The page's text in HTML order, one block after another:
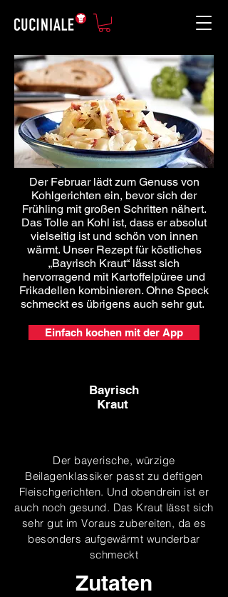
Der Februar lädt zum Genuss von
Kohlgerichten ein, bevor sich der
Frühling mit großen Schritten nähert.
Das Tolle an Kohl ist, dass er absolut
vielseitig ist und schön von innen
wärmt. Unser Rezept für köstliches
„Bayrisch Kraut“ lässt sich
hervorragend mit Kartoffelpüree und
Frikadellen kombinieren. Ohne Speck
schmeckt es übrigens auch sehr gut.
Einfach kochen mit der App
Bayrisch
Kraut
Der bayerische, würzige
Beilagenklassiker passt zu deftigen
Fleischgerichten. Und obendrein ist er
auch noch gesund. Das Kraut lässt sich
sehr gut im Voraus zubereiten, da es
besonders aufgewärmt wunderbar
schmeckt
Zutaten